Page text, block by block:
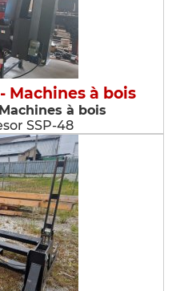
Machines à bois
à bois
SSP-48